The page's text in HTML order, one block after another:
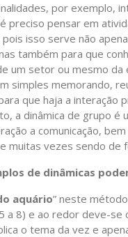
por exemplo,
preciso pensar em
isso serve não
também para que
um setor ou mesmo
simples memorando,
que haja a interação
a dinâmica de grupo
a comunicação,
muitas vezes sendo de
de dinâmicas
aquário” neste
a 8) e ao redor deve-se
o tema da vez e